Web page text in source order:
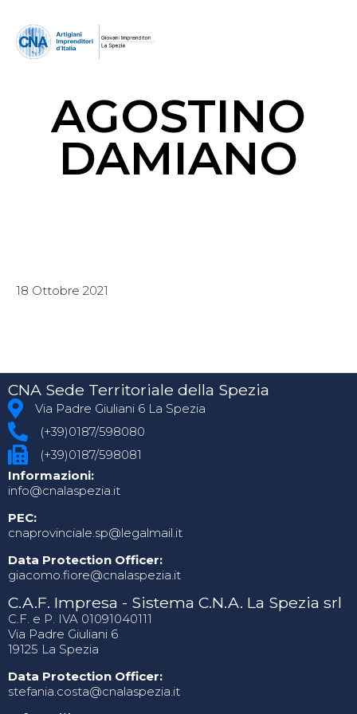
AGOSTINO
DAMIANO
18 Ottobre 2021
CNA Sede Territoriale della Spezia
Via Padre Giuliani 6 La Spezia
(+39)0187/598080
(+39)0187/598081
Informazioni:
info@cnalaspezia.it
PEC:
cnaprovinciale.sp@legalmail.it
Data Protection Officer:
giacomo.fiore@cnalaspezia.it
C.A.F. Impresa - Sistema C.N.A. La Spezia srl
C.F. e P. IVA 01091040111
Via Padre Giuliani 6
19125 La Spezia
Data Protection Officer:
stefania.costa@cnalaspezia.it